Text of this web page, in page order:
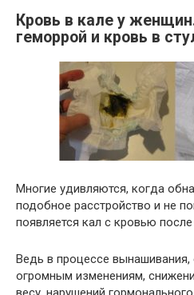
Кровь в кале у
геморрой и кровь в
Многие удивляются, когда
подобное расстройство и не
появляется кал с кровью
Ведь в процессе вынашивания,
огромным изменениям,